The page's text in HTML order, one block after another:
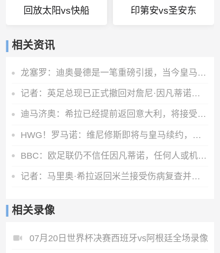
回放太阳vs快船 印第安vs圣安东
相关资讯
龙塞罗：迪奥曼德是一笔重磅引援，当今皇马坐拥世界独一档攻击线
记者：英足总现已正式撤回对詹尼·因凡蒂诺的支持
迪马济奥：希拉已经提前返回意大利，将接受物理治疗恢复肌肉伤势
HWG！罗马诺：维尼修斯即将与皇马续约，签下为期6年的全新合同
BBC：欧足联仍不信任因凡蒂诺，任何人或机构为他辩护都无济于事
记者：马里奥·希拉返回米兰接受伤病复查并继续康复工作
相关录像
07月20日世界杯决赛西班牙vs阿根廷全场录像